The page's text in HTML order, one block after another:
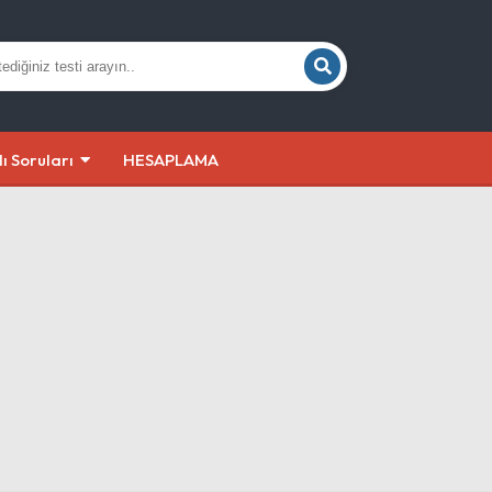
Soruları HESAPLAMA